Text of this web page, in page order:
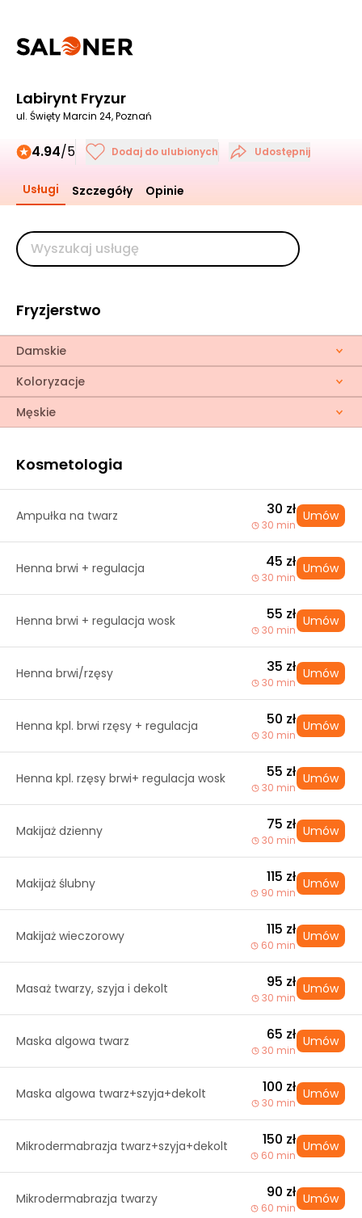
Labirynt Fryzur
ul. Święty Marcin 24, Poznań
4.94/5 Dodaj do ulubionych Udostępnij
Usługi Szczegóły Opinie
Fryzjerstwo
Damskie
Koloryzacje
Męskie
Kosmetologia
Ampułka na twarz 30 zł
30 min
Umów
Henna brwi + regulacja 45 zł
30 min
Umów
Henna brwi + regulacja wosk 55 zł
30 min
Umów
Henna brwi/rzęsy 35 zł
30 min
Umów
Henna kpl. brwi rzęsy + regulacja 50 zł
30 min
Umów
Henna kpl. rzęsy brwi+ regulacja wosk 55 zł
30 min
Umów
Makijaż dzienny 75 zł
30 min
Umów
Makijaż ślubny 115 zł
90 min
Umów
Makijaż wieczorowy 115 zł
60 min
Umów
Masaż twarzy, szyja i dekolt 95 zł
30 min
Umów
Maska algowa twarz 65 zł
30 min
Umów
Maska algowa twarz+szyja+dekolt 100 zł
30 min
Umów
Mikrodermabrazja twarz+szyja+dekolt 150 zł
60 min
Umów
Mikrodermabrazja twarzy 90 zł
60 min
Umów